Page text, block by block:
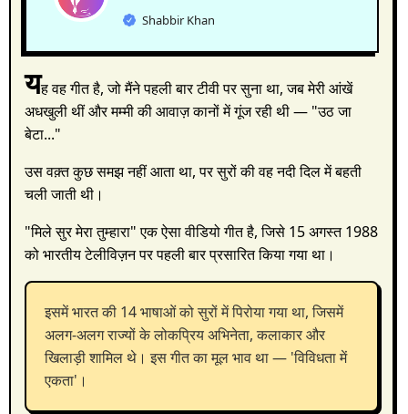
Shabbir Khan
यह वह गीत है, जो मैंने पहली बार टीवी पर सुना था, जब मेरी आंखें
अधखुली थीं और मम्मी की आवाज़ कानों में गूंज रही थी — "उठ जा
बेटा..."
उस वक़्त कुछ समझ नहीं आता था, पर सुरों की वह नदी दिल में बहती
चली जाती थी।
"मिले सुर मेरा तुम्हारा" एक ऐसा वीडियो गीत है, जिसे 15 अगस्त 1988
को भारतीय टेलीविज़न पर पहली बार प्रसारित किया गया था।
इसमें भारत की 14 भाषाओं को सुरों में पिरोया गया था, जिसमें
अलग-अलग राज्यों के लोकप्रिय अभिनेता, कलाकार और
खिलाड़ी शामिल थे। इस गीत का मूल भाव था — 'विविधता में
एकता'।